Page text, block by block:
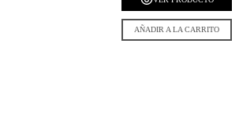
AÑADIR A LA CARRITO